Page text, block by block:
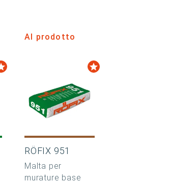
Al prodotto
RÖFIX 951
Malta per
murature base